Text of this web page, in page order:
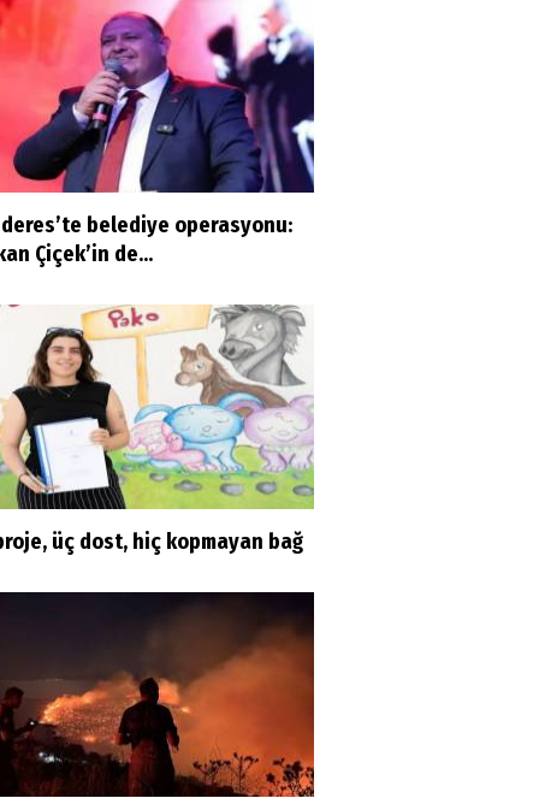
belediye operasyonu:
Çiçek’in de...
üç dost, hiç kopmayan bağ